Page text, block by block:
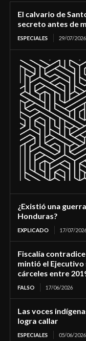
El calvario de
secreto antes de
ESPECIALES 29/07/2026
¿Existió una
Honduras?
EXPLICADO 17/07/
Fiscalía
mintió el Ejecutivo
cárceles entre
FALSO 17/06/2026
Las voces
logra callar
ESPECIALES 05/06/2026